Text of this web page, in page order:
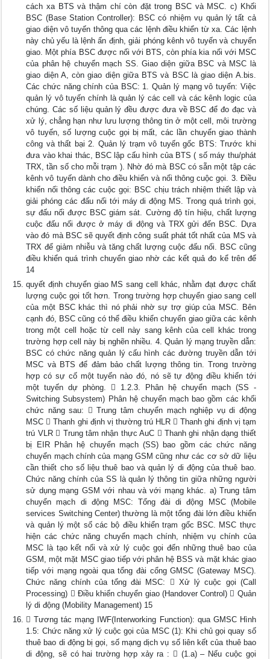
cách xa BTS và thậm chí còn đặt trong BSC và MSC. c) Khối
BSC (Base Station Controller): BSC có nhiệm vụ quản lý tất cả
giao diện vô tuyến thông qua các lệnh điều khiển từ xa. Các lệnh
này chủ yếu là lệnh ấn định, giải phóng kênh vô tuyến và chuyển
giao. Một phía BSC được nối với BTS, còn phía kia nối với MSC
của phân hệ chuyển mạch SS. Giao diện giữa BSC và MSC là
giao diện A, còn giao diện giữa BTS và BSC là giao diện A.bis.
Các chức năng chính của BSC: 1. Quản lý mạng vô tuyến: Việc
quản lý vô tuyến chính là quản lý các cell và các kênh logic của
chúng. Các số liệu quản lý đều được đưa về BSC để đo đạc và
xử lý, chẳng hạn như lưu lượng thông tin ở một cell, môi trường
vô tuyến, số lượng cuộc gọi bị mất, các lần chuyển giao thành
công và thất bại 2. Quản lý trạm vô tuyến gốc BTS: Trước khi
đưa vào khai thác, BSC lập cấu hình của BTS ( số máy thu/phát
TRX, tần số cho mỗi trạm ). Nhờ đó mà BSC có sẵn một tập các
kênh vô tuyến dành cho điều khiển và nối thông cuộc gọi. 3. Điều
khiển nối thông các cuộc gọi: BSC chịu trách nhiệm thiết lập và
giải phóng các đấu nối tới máy di động MS. Trong quá trình gọi,
sự đấu nối được BSC giám sát. Cường độ tín hiệu, chất lượng
cuộc đấu nối được ở máy di động và TRX gửi đến BSC. Dựa
vào đó mà BSC sẽ quyết định công suất phát tốt nhất của MS và
TRX để giảm nhiễu và tăng chất lượng cuộc đấu nối. BSC cũng
điều khiển quá trình chuyển giao nhờ các kết quả đo kể trên để
14
quyết định chuyển giao MS sang cell khác, nhằm đạt được chất
lượng cuộc gọi tốt hơn. Trong trường hợp chuyển giao sang cell
của một BSC khác thì nó phải nhờ sự trợ giúp của MSC. Bên
cạnh đó, BSC cũng có thể điều khiển chuyển giao giữa các kênh
trong một cell hoặc từ cell này sang kênh của cell khác trong
trường hợp cell này bị nghẽn nhiều. 4. Quản lý mạng truyền dẫn:
BSC có chức năng quản lý cấu hình các đường truyền dẫn tới
MSC và BTS để đảm bảo chất lượng thông tin. Trong trường
hợp có sự cố một tuyến nào đó, nó sẽ tự động điều khiển tới
một tuyến dự phòng.  1.2.3. Phân hệ chuyển mạch (SS -
Switching Subsystem) Phân hệ chuyển mạch bao gồm các khối
chức năng sau:  Trung tâm chuyển mạch nghiệp vụ di động
MSC  Thanh ghi định vị thường trú HLR  Thanh ghi định vị tạm
trú VLR  Trung tâm nhận thực AuC  Thanh ghi nhận dạng thiết
bị EIR Phân hệ chuyển mạch (SS) bao gồm các chức năng
chuyển mạch chính của mạng GSM cũng như các cơ sở dữ liệu
cần thiết cho số liệu thuê bao và quản lý di động của thuê bao.
Chức năng chính của SS là quản lý thông tin giữa những người
sử dụng mạng GSM với nhau và với mạng khác. a) Trung tâm
chuyển mạch di động MSC: Tổng đài di động MSC (Mobile
services Switching Center) thường là một tổng đài lớn điều khiển
và quản lý một số các bộ điều khiển trạm gốc BSC. MSC thực
hiện các chức năng chuyển mạch chính, nhiệm vụ chính của
MSC là tạo kết nối và xử lý cuộc gọi đến những thuê bao của
GSM, một mặt MSC giao tiếp với phân hệ BSS và mặt khác giao
tiếp với mạng ngoài qua tổng đài cổng GMSC (Gateway MSC).
Chức năng chính của tổng đài MSC:  Xử lý cuộc gọi (Call
Processing)  Điều khiển chuyển giao (Handover Control)  Quản
lý di động (Mobility Management) 15
 Tương tác mạng IWF(Interworking Function): qua GMSC Hình
1.5: Chức năng xử lý cuộc gọi của MSC (1): Khi chủ gọi quay số
thuê bao di động bị gọi, số mạng dịch vụ số liên kết của thuê bao
di động, sẽ có hai trường hợp xảy ra :  (1.a) – Nếu cuộc gọi